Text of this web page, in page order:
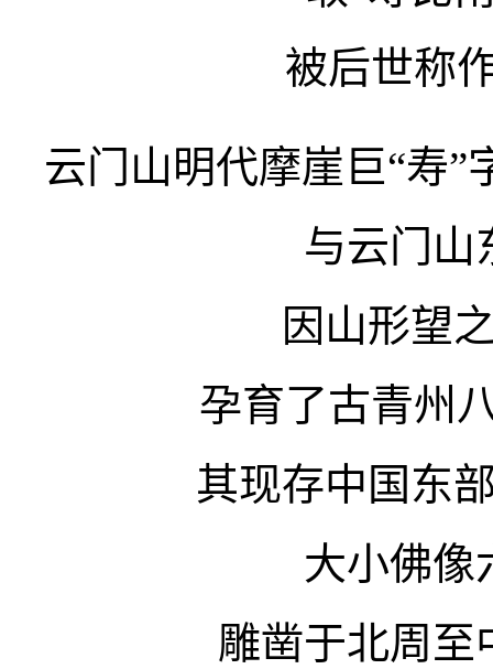
被后世称
云门山明代摩崖巨“寿
与云门山
因山形望
孕育了古青州
其现存中国东
大小佛像
雕凿于北周至